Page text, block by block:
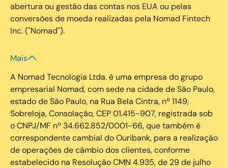
abertura ou gestão das contas nos EUA ou pelas
conversões de moeda realizadas pela Nomad Fintech
Inc. ("Nomad").
Mais
A Nomad Tecnologia Ltda. é uma empresa do grupo
empresarial Nomad, com sede na cidade de São Paulo,
estado de São Paulo, na Rua Bela Cintra, nº 1149,
Sobreloja, Consolação, CEP 01.415-907, registrada sob
o CNPJ/MF nº 34.662.852/0001-66, que também é
correspondente cambial do Ouribank, para a realização
de operações de câmbio dos clientes, conforme
estabelecido na Resolução CMN 4.935, de 29 de julho